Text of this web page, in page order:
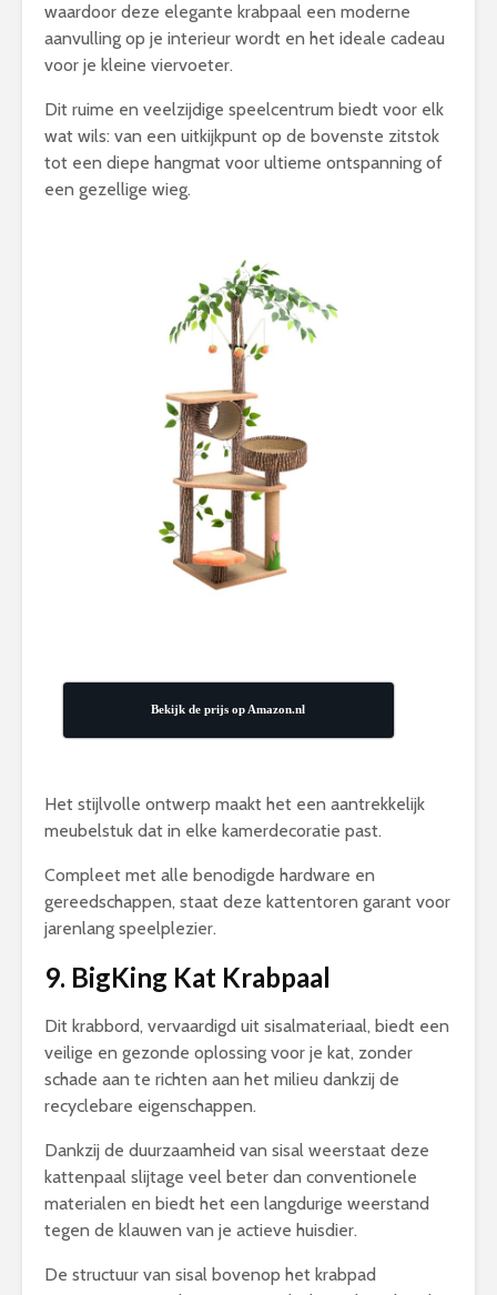
waardoor deze elegante krabpaal een moderne
aanvulling op je interieur wordt en het ideale cadeau
voor je kleine viervoeter.
Dit ruime en veelzijdige speelcentrum biedt voor elk
wat wils: van een uitkijkpunt op de bovenste zitstok
tot een diepe hangmat voor ultieme ontspanning of
een gezellige wieg.
Bekijk de prijs op Amazon.nl
Het stijlvolle ontwerp maakt het een aantrekkelijk
meubelstuk dat in elke kamerdecoratie past.
Compleet met alle benodigde hardware en
gereedschappen, staat deze kattentoren garant voor
jarenlang speelplezier.
9. BigKing Kat Krabpaal
Dit krabbord, vervaardigd uit sisalmateriaal, biedt een
veilige en gezonde oplossing voor je kat, zonder
schade aan te richten aan het milieu dankzij de
recyclebare eigenschappen.
Dankzij de duurzaamheid van sisal weerstaat deze
kattenpaal slijtage veel beter dan conventionele
materialen en biedt het een langdurige weerstand
tegen de klauwen van je actieve huisdier.
De structuur van sisal bovenop het krabpad